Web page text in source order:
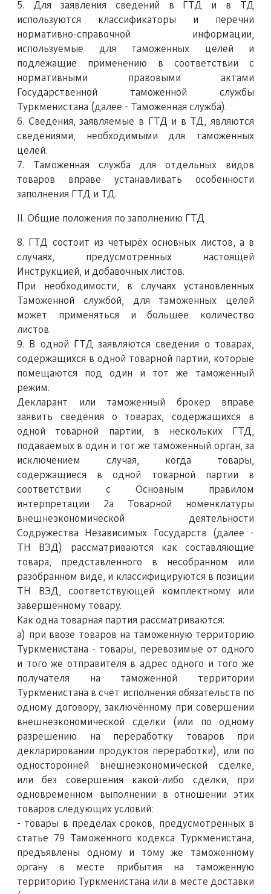
5. Для заявления сведений в ГТД и в ТД
используются классификаторы и перечни
нормативно-справочной информации,
используемые для таможенных целей и
подлежащие применению в соответствии с
нормативными правовыми актами
Государственной таможенной службы
Туркменистана (далее - Таможенная служба).
6. Сведения, заявляемые в ГТД и в ТД, являются
сведениями, необходимыми для таможенных
целей.
7. Таможенная служба для отдельных видов
товаров вправе устанавливать особенности
заполнения ГТД и ТД.
II. Общие положения по заполнению ГТД
8. ГТД состоит из четырёх основных листов, а в
случаях, предусмотренных настоящей
Инструкцией, и добавочных листов.
При необходимости, в случаях установленных
Таможенной службой, для таможенных целей
может применяться и большее количество
листов.
9. В одной ГТД заявляются сведения о товарах,
содержащихся в одной товарной партии, которые
помещаются под один и тот же таможенный
режим.
Декларант или таможенный брокер вправе
заявить сведения о товарах, содержащихся в
одной товарной партии, в нескольких ГТД,
подаваемых в один и тот же таможенный орган, за
исключением случая, когда товары,
содержащиеся в одной товарной партии в
соответствии с Основным правилом
интерпретации 2а Товарной номенклатуры
внешнеэкономической деятельности
Содружества Независимых Государств (далее -
ТН ВЭД) рассматриваются как составляющие
товара, представленного в несобранном или
разобранном виде, и классифицируются в позиции
ТН ВЭД, соответствующей комплектному или
завершённому товару.
Как одна товарная партия рассматриваются:
a) при ввозе товаров на таможенную территорию
Туркменистана - товары, перевозимые от одного
и того же отправителя в адрес одного и того же
получателя на таможенной территории
Туркменистана в счёт исполнения обязательств по
одному договору, заключённому при совершении
внешнеэкономической сделки (или по одному
разрешению на переработку товаров при
декларировании продуктов переработки), или по
односторонней внешнеэкономической сделке,
или без совершения какой-либо сделки, при
одновременном выполнении в отношении этих
товаров следующих условий:
- товары в пределах сроков, предусмотренных в
статье 79 Таможенного кодекса Туркменистана,
предъявлены одному и тому же таможенному
органу в месте прибытия на таможенную
территорию Туркменистана или в месте доставки